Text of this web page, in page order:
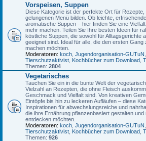
Vorspeisen, Suppen
Diese Kategorie ist der perfekte Ort für Rezepte,
gelungenen Menü bilden. Ob leichte,
aromatische Suppen – hier finden Sie eine
mehr machen. Teilen Sie Ihre besten Ideen für
köstliche Suppen, die sowohl für Alltagsgerichte
geeignet sind. Ideal für alle, die den ersten
machen möchten.
Moderatoren: koch Jugendorganisation-GUTuN
Tierschutzaktivist Kochbücher zum Download
Themen: 2804
Vegetarisches
Tauchen Sie ein in die bunte Welt der
Vielzahl an Rezepten, die ohne Fleisch
Geschmack und Vielfalt sind. Von kreativen
Eintöpfe bis hin zu leckeren Aufläufen – diese
Inspirationen für abwechslungsreiche und
die ihre Ernährung pflanzenbasiert gestalten
entdecken möchten.
Moderatoren: koch Jugendorganisation-GUTuN
Tierschutzaktivist Kochbücher zum Download
Themen: 926